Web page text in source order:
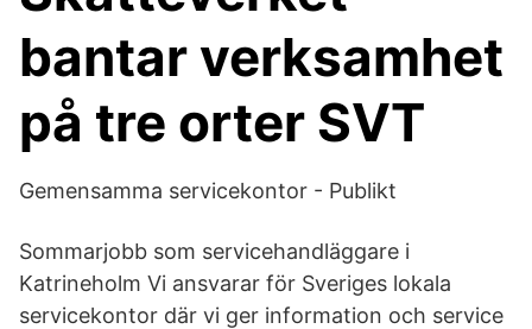
bantar verksamhet
på tre orter SVT
Gemensamma servicekontor - Publikt
Sommarjobb som servicehandläggare i
Katrineholm Vi ansvarar för Sveriges lokala
servicekontor där vi ger information och service